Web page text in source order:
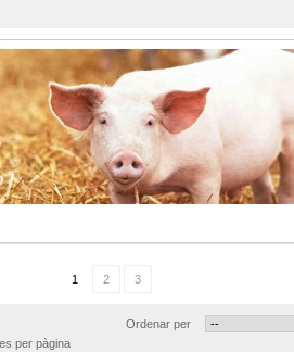
1 2 3
Ordenar per
per pàgina